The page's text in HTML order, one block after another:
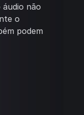
não
o
podem